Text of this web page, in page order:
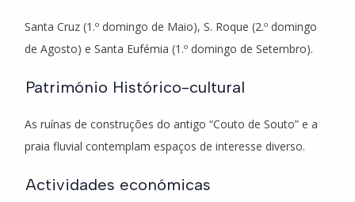
Santa Cruz (1.º domingo de Maio), S. Roque (2.º domingo
de Agosto) e Santa Eufémia (1.º domingo de Setembro).
Património Histórico-cultural
As ruínas de construções do antigo “Couto de Souto” e a
praia fluvial contemplam espaços de interesse diverso.
Actividades económicas